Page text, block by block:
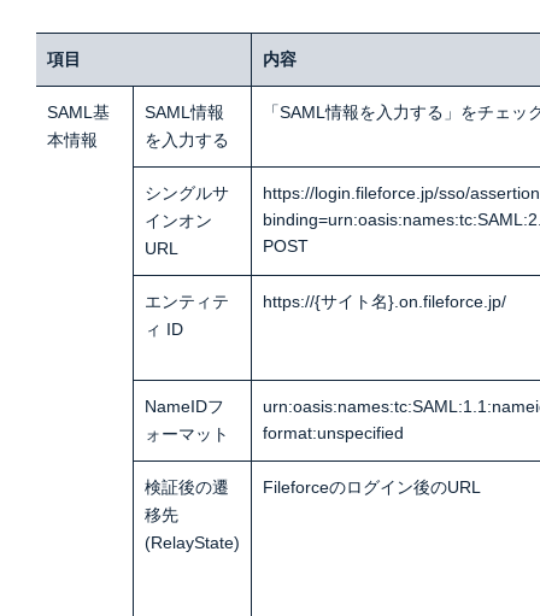
項目 内容
SAML基
本情報
SAML情報
を入力する
「SAML情報を入力する」をチェッ
シングルサ
インオン
URL
https://login.fileforce.jp/sso/
POST
エンティテ
ィ ID
https://{サイト名}.on.fileforce.jp/
NameIDフ
ォーマット
format:unspecified
検証後の遷
移先
(RelayState)
Fileforceのログイン後のURL